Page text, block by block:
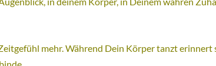
mehr. Während Dein Körper tanzt